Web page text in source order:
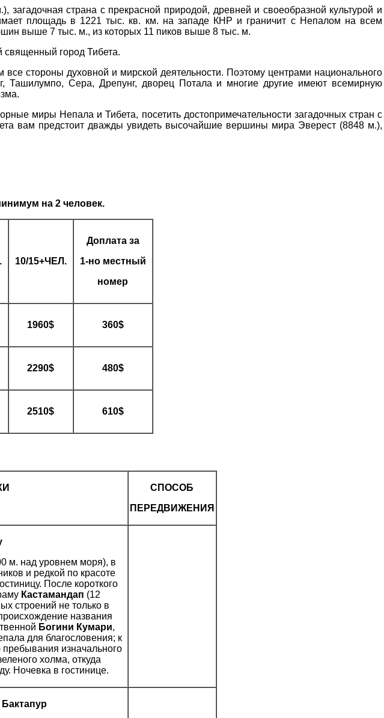
страна с прекрасной природой, древней и своеобразной культурой и
площадь в 1221 тыс. кв. км. на западе КНР и граничит с Непалом на всем
выше 7 тыс. м., из которых 11 пиков выше 8 тыс. м.
священный город Тибета.
стороны духовной и мирской деятельности. Поэтому центрами национального
Ташилумпо, Сера, Дрепунг, дворец Потала и многие другие имеют всемирную
миры Непала и Тибета, посетить достопримечательности загадочных стран с
вам предстоит дважды увидеть высочайшие вершины мира Эверест (8848 м.),
на 2 человек.
10/15+ЧЕЛ.
Доплата за
1-но местный
номер
1960$ 360$
2290$ 480$
2510$ 610$
СПОСОБ
ПЕРЕДВИЖЕНИЯ
м. над уровнем моря), в
и редкой по красоте
После короткого
Кастамандап (12
строений не только в
названия
Богини Кумари,
для благословения; к
пребывания изначального
холма, откуда
Ночевка в гостинице.